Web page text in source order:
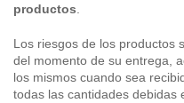
productos.
Los riesgos de los productos
del momento de su entrega,
los mismos cuando sea
todas las cantidades debidas